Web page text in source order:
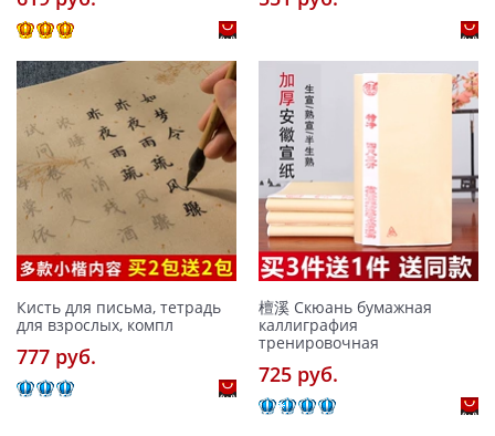
Кисть для письма, тетрадь
для взрослых, компл
777 pуб.
檀溪 Скюань бумажная
каллиграфия
тренировочная
725 pуб.